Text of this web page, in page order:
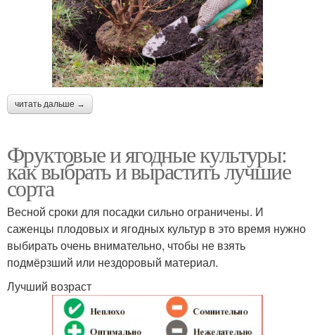
читать дальше →
Фруктовые и ягодные культуры:
как выбрать и вырастить лучшие
сорта
Весной сроки для посадки сильно ограничены. И
саженцы плодовых и ягодных культур в это время нужно
выбирать очень внимательно, чтобы не взять
подмёрзший или нездоровый материал.
Лучший возраст